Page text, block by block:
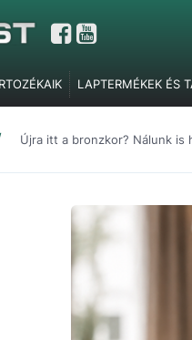
LAPTERMÉKEK ÉS
ÉS SZOBAI
FEL- ÉS LENYÍLÓ
Újra itt a bronzkor? Nálunk is